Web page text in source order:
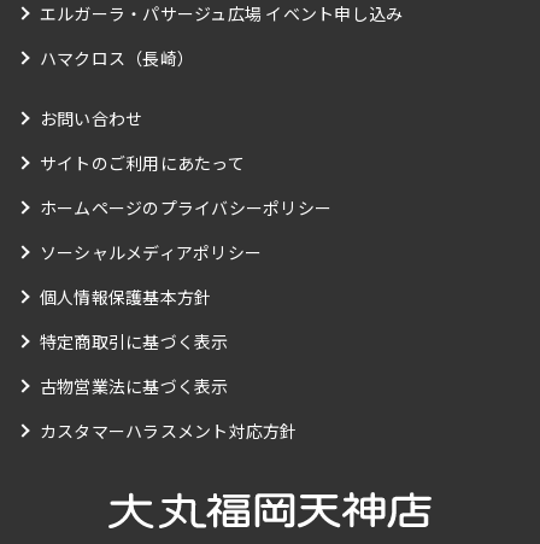
エルガーラ・パサージュ広場 イベント申し込み
ハマクロス（長崎）
お問い合わせ
サイトのご利用にあたって
ホームページのプライバシーポリシー
ソーシャルメディアポリシー
個人情報保護基本方針
特定商取引に基づく表示
古物営業法に基づく表示
カスタマーハラスメント対応方針